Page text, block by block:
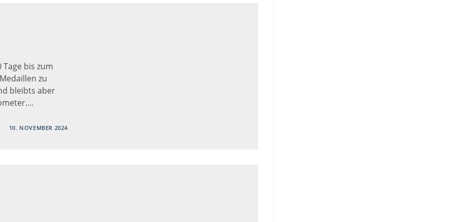
bis zum
zu
bleibts aber
10. NOVEMBER 2024